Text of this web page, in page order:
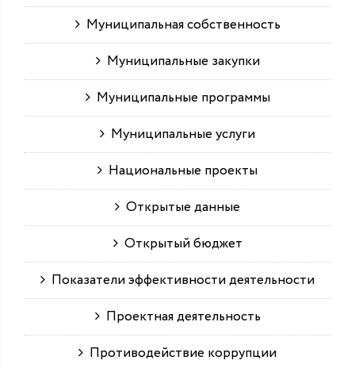
Муниципальная собственность
Муниципальные закупки
Муниципальные программы
Муниципальные услуги
Национальные проекты
Открытые данные
Открытый бюджет
Показатели эффективности деятельности
Проектная деятельность
Противодействие коррупции